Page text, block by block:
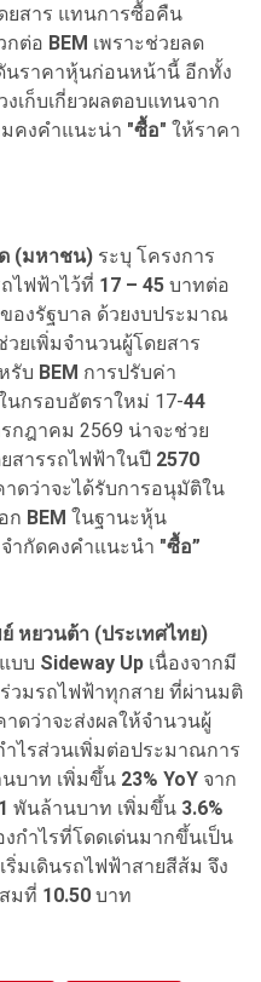
ยสาร แทนการซื้อคืน
กต่อ BEM เพราะช่วยลด
นราคาหุ้นก่อนหน้านี้ อีกทั้ง
เก็บเกี่ยวผลตอบแทนจาก
คงคำแนะน่า "ซื้อ" ให้ราคา
(มหาชน) ระบุ โครงการ
ไฟฟ้าไว้ที่ 17 – 45 บาทต่อ
องรัฐบาล ด้วยงบประมาณ
ยเพิ่มจำนวนผู้โดยสาร
รับ BEM การปรับค่า
กรอบอัตราใหม่ 17-44
กฎาคม 2569 น่าจะช่วย
สารรถไฟฟ้าในปี 2570
ดว่าจะได้รับการอนุมัติใน
ก BEM ในฐานะหุ้น
จำกัดคงคำแนะนำ "ซื้อ”
หยวนต้า (ประเทศไทย)
บบ Sideway Up เนื่องจากมี
วมรถไฟฟ้าทุกสาย ที่ผ่านมติ
าดว่าจะส่งผลให้จำนวนผู้
ำไรส่วนเพิ่มต่อประมาณการ
บาท เพิ่มขึ้น 23% YoY จาก
พันล้านบาท เพิ่มขึ้น 3.6%
กำไรที่โดดเด่นมากขึ้นเป็น
ริ่มเดินรถไฟฟ้าสายสีส้ม จึง
มที่ 10.50 บาท